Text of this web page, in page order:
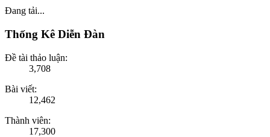
Đang tải...
Thống Kê Diễn Đàn
Đề tài thảo luận:
3,708
Bài viết:
12,462
Thành viên:
17,300